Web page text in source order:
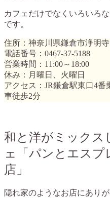
カフェだけでなくいろいろ
です。
住所：神奈川県鎌倉市浄明寺
電話番号：0467-37-5188
営業時間：11:00～18:00
休み：月曜日、火曜日
アクセス：JR鎌倉駅東口4
車徒歩2分
和と洋がミックス
ェ「パンとエスプ
店」
隠れ家のようなお店にあり